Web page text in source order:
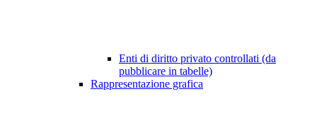
Enti di diritto privato controllati (da
pubblicare in tabelle)
Rappresentazione grafica